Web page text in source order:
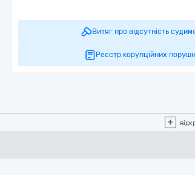
Витяг про відсутність
Реєстр корупційних
+